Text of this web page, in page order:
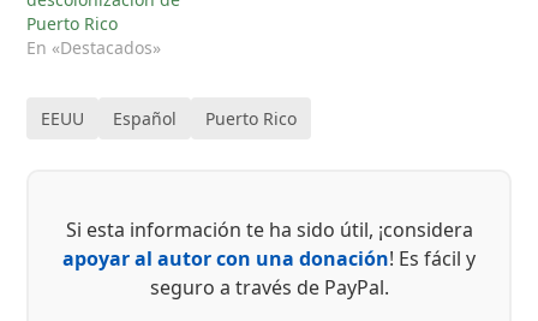
Puerto Rico
En «Destacados»
EEUU Español Puerto Rico
Si esta información te ha sido útil, ¡considera
apoyar al autor con una donación! Es fácil y
seguro a través de PayPal.